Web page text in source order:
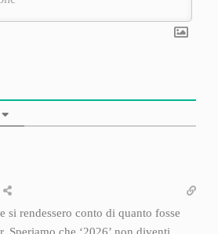
si rendessero conto di quanto fosse